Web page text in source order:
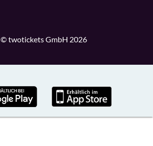
© twotickets GmbH 2026